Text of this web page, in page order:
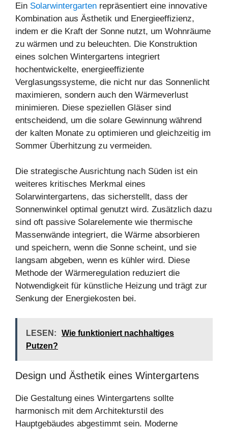
Ein Solarwintergarten repräsentiert eine innovative
Kombination aus Ästhetik und Energieeffizienz,
indem er die Kraft der Sonne nutzt, um Wohnräume
zu wärmen und zu beleuchten. Die Konstruktion
eines solchen Wintergartens integriert
hochentwickelte, energieeffiziente
Verglasungssysteme, die nicht nur das Sonnenlicht
maximieren, sondern auch den Wärmeverlust
minimieren. Diese speziellen Gläser sind
entscheidend, um die solare Gewinnung während
der kalten Monate zu optimieren und gleichzeitig im
Sommer Überhitzung zu vermeiden.
Die strategische Ausrichtung nach Süden ist ein
weiteres kritisches Merkmal eines
Solarwintergartens, das sicherstellt, dass der
Sonnenwinkel optimal genutzt wird. Zusätzlich dazu
sind oft passive Solarelemente wie thermische
Massenwände integriert, die Wärme absorbieren
und speichern, wenn die Sonne scheint, und sie
langsam abgeben, wenn es kühler wird. Diese
Methode der Wärmeregulation reduziert die
Notwendigkeit für künstliche Heizung und trägt zur
Senkung der Energiekosten bei.
LESEN:
Wie funktioniert nachhaltiges
Putzen?
Design und Ästhetik eines Wintergartens
Die Gestaltung eines Wintergartens sollte
harmonisch mit dem Architekturstil des
Hauptgebäudes abgestimmt sein. Moderne